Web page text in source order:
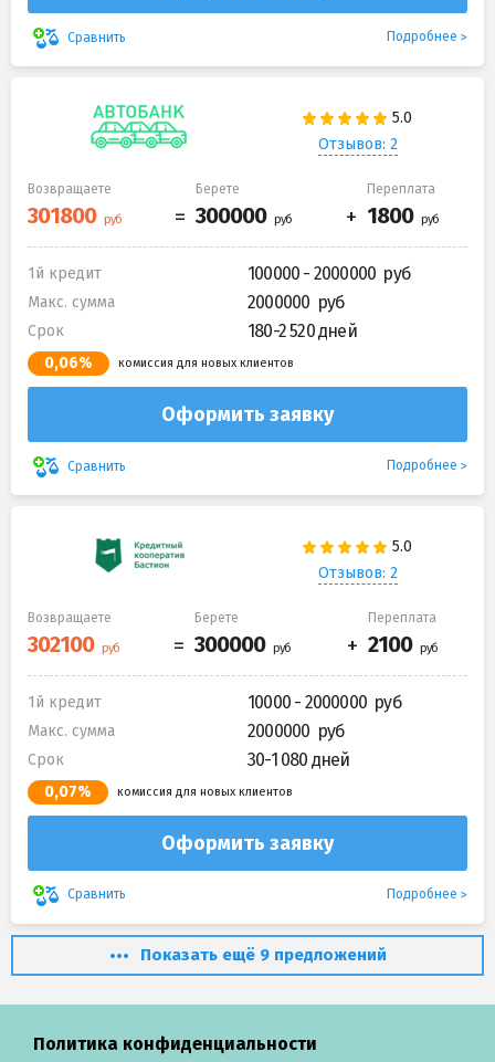
Сравнить Подробнее
Отзывов: 2
Возвращаете Берете Переплата
1й кредит 100000 - 2000000
Макс. сумма 2000000
Срок 180-2 520 дней
0,06% комиссия для новых клиентов
Оформить заявку
Сравнить Подробнее
Отзывов: 2
Возвращаете Берете Переплата
1й кредит 10000 - 2000000
Макс. сумма 2000000
Срок 30-1 080 дней
0,07% комиссия для новых клиентов
Оформить заявку
Сравнить Подробнее
Показать ещё 9 предложений
Политика конфиденциальности